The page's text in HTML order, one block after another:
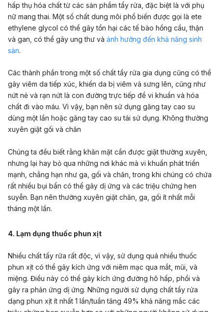
hấp thụ hóa chất từ các sản phẩm tẩy rửa, đặc biệt là với phụ
nữ mang thai. Một số chất dung môi phổ biến được gọi là ete
ethylene glycol có thể gây tổn hại các tế bào hồng cầu, thận
và gan, có thể gây ung thư và ảnh hưởng đến khả năng sinh
sản.
Các thành phần trong một số chất tẩy rửa gia dụng cũng có thể
gây viêm da tiếp xúc, khiến da bị viêm và sưng lên, cũng như
nứt nẻ và rạn nứt là con đường trực tiếp để vi khuẩn và hóa
chất đi vào máu. Vì vậy, bạn nên sử dụng găng tay cao su
dùng một lần hoặc găng tay cao su tái sử dụng. Không thường
xuyên giặt gối và chăn
Chúng ta đều biết rằng khăn mặt cần được giặt thường xuyên,
nhưng lại hay bỏ qua những nơi khác mà vi khuẩn phát triển
mạnh, chẳng hạn như ga, gối và chăn, trong khi chúng có chứa
rất nhiều bụi bẩn có thể gây dị ứng và các triệu chứng hen
suyễn. Bạn nên thường xuyên giặt chăn, ga, gối ít nhất mỗi
tháng một lần.
4. Lạm dụng thuốc phun xịt
Nhiều chất tẩy rửa rất độc, vì vậy, sử dụng quá nhiều thuốc
phun xịt có thể gây kích ứng với niêm mạc qua mắt, mũi, và
miệng. Điều này có thể gây kích ứng đường hô hấp, phổi và
gây ra phản ứng dị ứng. Những người sử dụng chất tẩy rửa
dạng phun xịt ít nhất 1 lần/tuần tăng 49% khả năng mắc các